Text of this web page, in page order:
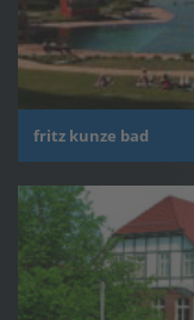
fritz kunze bad